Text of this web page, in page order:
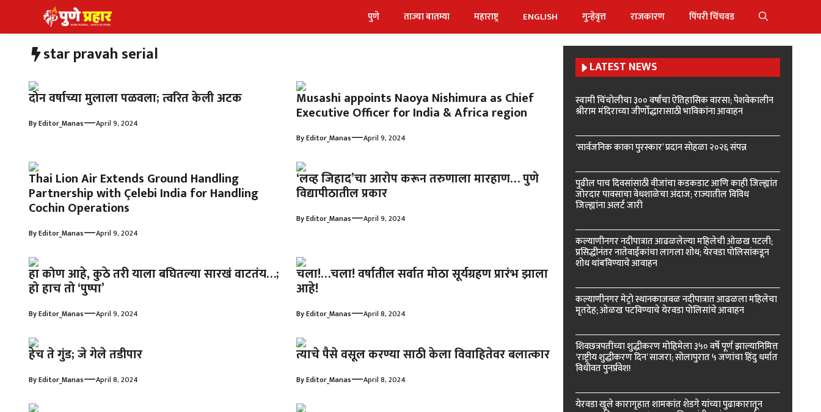
to
content
पुणे ताज्या बातम्या महाराष्ट्र ENGLISH गुन्हेवृत्त राजकारण पिंपरी चिंचवड
star pravah serial
दोन वर्षाच्या मुलाला पळवला; त्वरित केली अटक
ByEditor_Manas—April 9, 2024
Musashi appoints Naoya Nishimura as Chief
Executive Officer for India & Africa region
ByEditor_Manas—April 9, 2024
Thai Lion Air Extends Ground Handling
Partnership with Çelebi India for Handling
Cochin Operations
ByEditor_Manas—April 9, 2024
‘लव्ह जिहाद’चा आरोप करून तरुणाला मारहाण… पुणे
विद्यापीठातील प्रकार
ByEditor_Manas—April 9, 2024
हा कोण आहे, कुठे तरी याला बघितल्या सारखं वाटतंय…;
हो हाच तो ‘पुष्पा’
ByEditor_Manas—April 9, 2024
चला!…चला! वर्षातील सर्वात मोठा सूर्यग्रहण प्रारंभ झाला
आहे!
ByEditor_Manas—April 8, 2024
हेच ते गुंड; जे गेले तडीपार
ByEditor_Manas—April 8, 2024
त्याचे पैसे वसूल करण्या साठी केला विवाहितेवर बलात्कार
ByEditor_Manas—April 8, 2024
LATEST NEWS
स्वामी चिंचोलीचा ३०० वर्षांचा ऐतिहासिक वारसा; पेशवेकालीन
श्रीराम मंदिराच्या जीर्णोद्धारासाठी भाविकांना आवाहन
‘सार्वजनिक काका पुरस्कार’ प्रदान सोहळा २०२६ संपन्न
पुढील पाच दिवसांसाठी वीजांचा कडकडाट आणि काही जिल्ह्यांत
जोरदार पावसाचा वेधशाळेचा अंदाज; राज्यातील विविध
जिल्ह्यांना अलर्ट जारी
कल्याणीनगर नदीपात्रात आढळलेल्या महिलेची ओळख पटली;
प्रसिद्धीनंतर नातेवाईकांचा लागला शोध; येरवडा पोलिसांकडून
शोध थांबविण्याचे आवाहन
कल्याणीनगर मेट्रो स्थानकाजवळ नदीपात्रात आढळला महिलेचा
मृतदेह; ओळख पटविण्याचे येरवडा पोलिसांचे आवाहन
शिवछत्रपतींच्या शुद्धीकरण मोहिमेला ३५० वर्षे पूर्ण झाल्यानिमित्त
‘राष्ट्रीय शुद्धीकरण दिन’ साजरा; सोलापुरात ५ जणांचा हिंदु धर्मात
विधीवत पुनर्प्रवेश!
येरवडा खुले कारागृहात शामकांत शेडगे यांच्या पुढाकारातून